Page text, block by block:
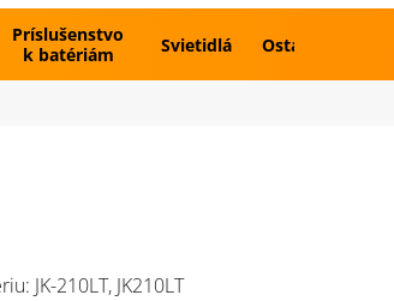
Príslušenstvo
k batériám
Svietidlá Ostatné
JK-210LT, JK210LT